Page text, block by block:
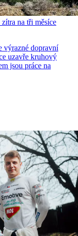
na tři měsíce
výrazné dopravní
uzavře kruhový
jsou práce na